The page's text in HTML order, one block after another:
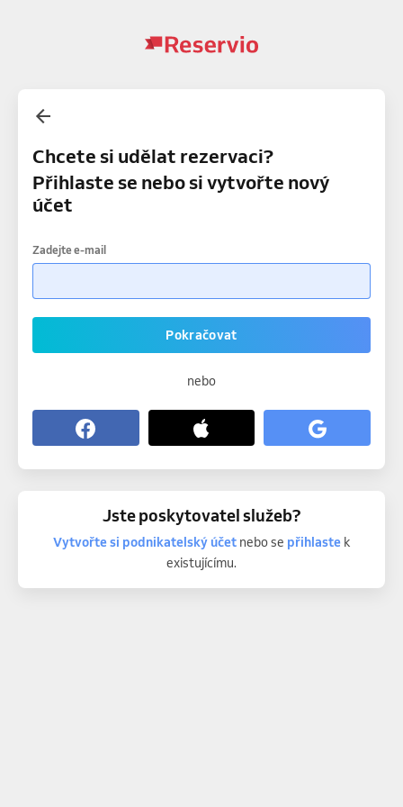
Chcete si udělat rezervaci?
Přihlaste se nebo si vytvořte nový
účet
Zadejte e-mail
Pokračovat
nebo
Jste poskytovatel služeb?
Vytvořte si podnikatelský účetnebo se přihlastek
existujícímu.